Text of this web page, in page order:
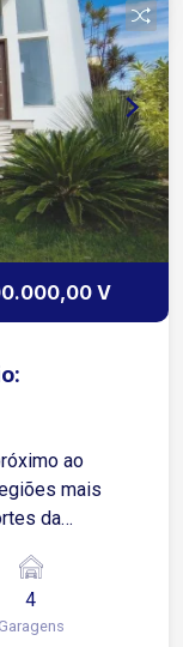
V
ao
mais
da
de alto
4
Garagens